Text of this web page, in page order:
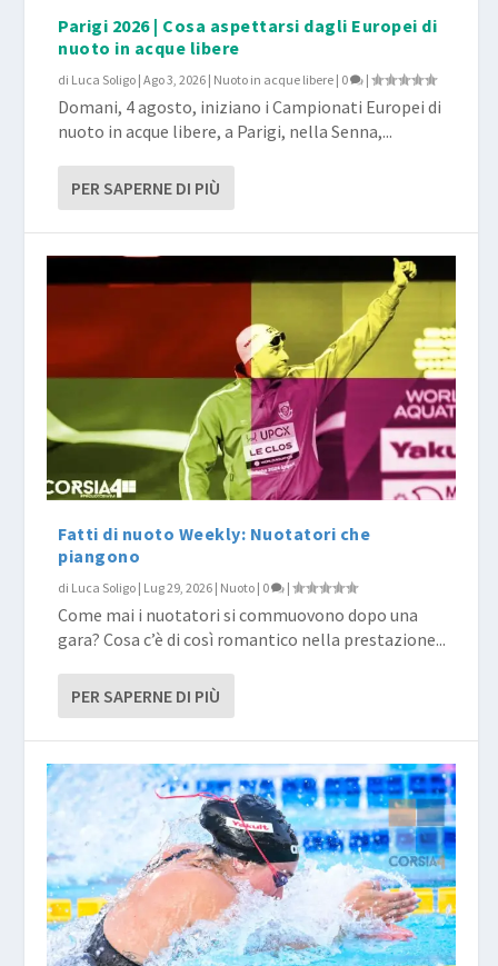
Parigi 2026 | Cosa aspettarsi dagli Europei di
nuoto in acque libere
di Luca Soligo |Ago 3, 2026 | Nuoto in acque libere | 0 |
Domani, 4 agosto, iniziano i Campionati Europei di
nuoto in acque libere, a Parigi, nella Senna,...
PER SAPERNE DI PIÙ
Fatti di nuoto Weekly: Nuotatori che
piangono
di Luca Soligo | Lug 29, 2026 | Nuoto | 0 |
Come mai i nuotatori si commuovono dopo una
gara? Cosa c’è di così romantico nella prestazione...
PER SAPERNE DI PIÙ